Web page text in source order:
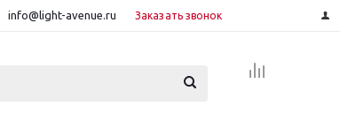
info@light-avenue.ru Заказать звонок